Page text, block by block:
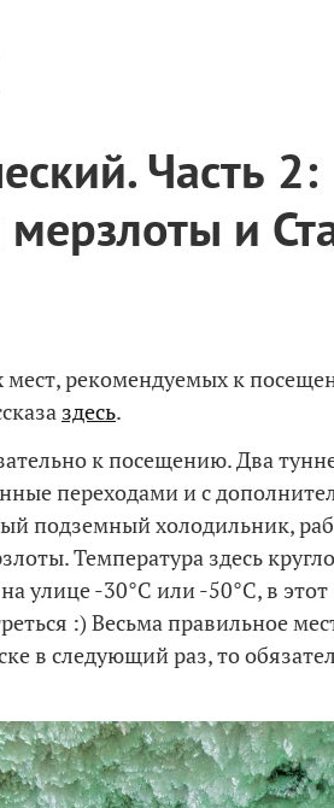
Часть 2:
мерзлоты и
рекомендуемых к
здесь.
к посещению. Два
переходами и с
подземный холодильник,
Температура здесь
улице -30°C или -50°C, в этот
:) Весьма правильное
в следующий раз, то